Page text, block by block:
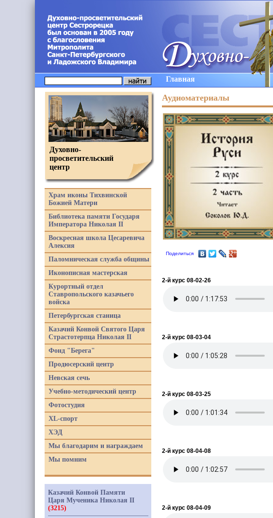
Главная
Аудиоматериалы
Поделиться
2-й курс 08-02-26
2-й курс 08-03-04
2-й курс 08-03-25
2-й курс 08-04-08
2-й курс 08-04-09
Духовно-
просветительский
центр
Храм иконы Тихвинской
Божией Матери
Библиотека памяти Государя
Императора Николая II
Воскресная школа Цесаревича
Алексия
Паломническая служба общины
Иконописная мастерская
Курортный отдел
Ставропольского казачьего
войска
Петербургская станица
Казачий Конвой Святого Царя
Страстотерпца Николая II
Фонд "Берега"
Продюсерский центр
Невская сечь
Учебно-методический центр
Фотостудия
XL-спорт
ХЭД
Мы благодарим и награждаем
Мы помним
Казачий Конвой Памяти
Царя Мученика Николая II
(3215)